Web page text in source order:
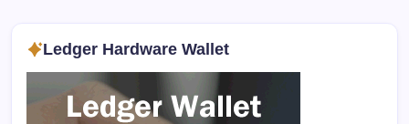
Ledger Hardware Wallet